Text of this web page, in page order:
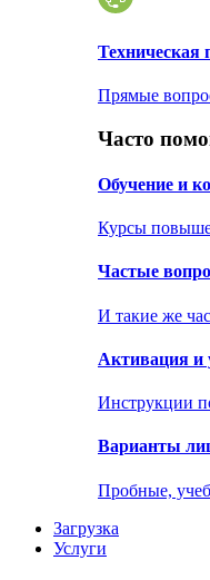
Техническая
Прямые
Часто
Обучение и
Курсы
Частые
И такие же
Активация и
Инструкции
Варианты
Пробные,
Загрузка
Услуги